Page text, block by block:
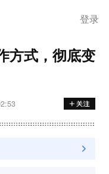
登录
方式，彻底变